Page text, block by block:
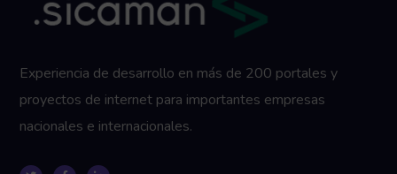
Experiencia de desarrollo en más de 200 portales y
proyectos de internet para importantes empresas
nacionales e internacionales.